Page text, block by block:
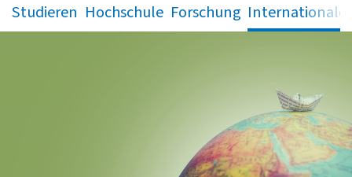
Studieren
.
Hochschule
.
Forschung
. .